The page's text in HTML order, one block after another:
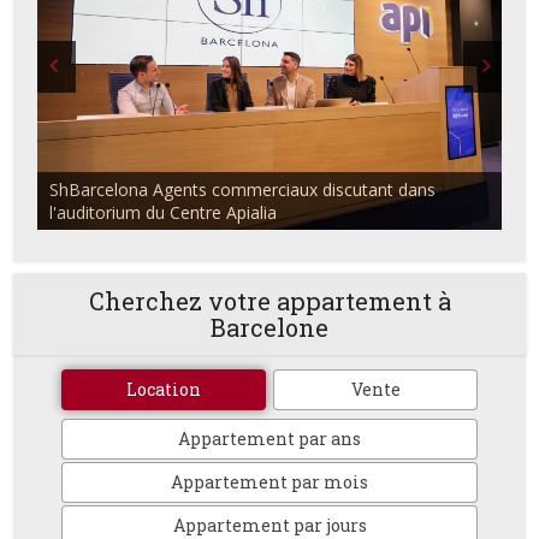
ShBarcelona Agents commerciaux discutant dans
l'auditorium du Centre Apialia
Cherchez votre appartement à
Barcelone
Location Vente
Appartement par ans
Appartement par mois
Appartement par jours